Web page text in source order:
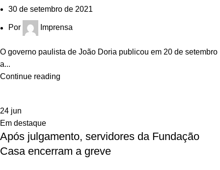
30 de setembro de 2021
Por Imprensa
O governo paulista de João Doria publicou em 20 de setembro
a...
Continue reading
24 jun
Em destaque
Após julgamento, servidores da Fundação
Casa encerram a greve